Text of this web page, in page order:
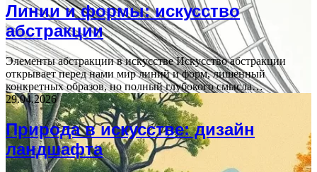
Линии и формы: искусство
абстракции
Элементы абстракции в искусстве Искусство абстракции
открывает перед нами мир линий и форм, лишенный
конкретных образов, но полный глубокого смысла…
29.04.2026
Природа в искусстве: дизайн
ландшафта